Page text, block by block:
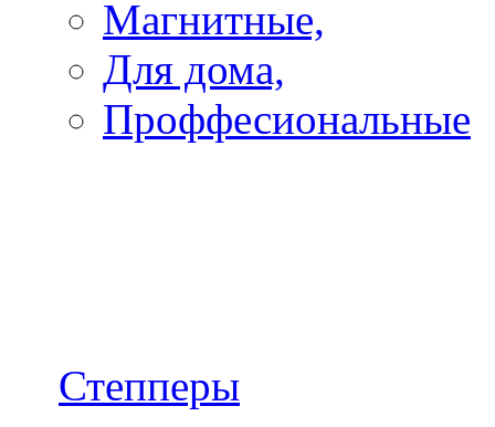
Магнитные,
Для дома,
Проффесиональные
Степперы